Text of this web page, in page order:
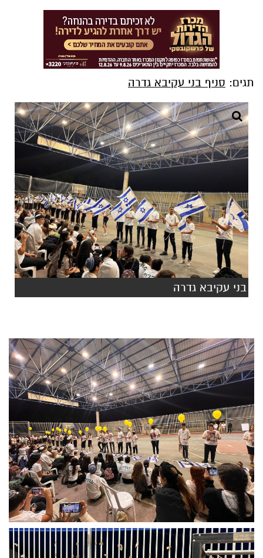
תגים: סניף בני עקיבא גדרה
בני עקיבא גדרה